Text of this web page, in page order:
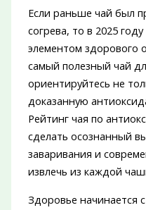
Если раньше чай был
согрева, то в 2025
элементом здорового
самый полезный чай
ориентируйтесь не
доказанную
Рейтинг чая по
сделать осознанный
заваривания и
извлечь из каждой
Здоровье начинается